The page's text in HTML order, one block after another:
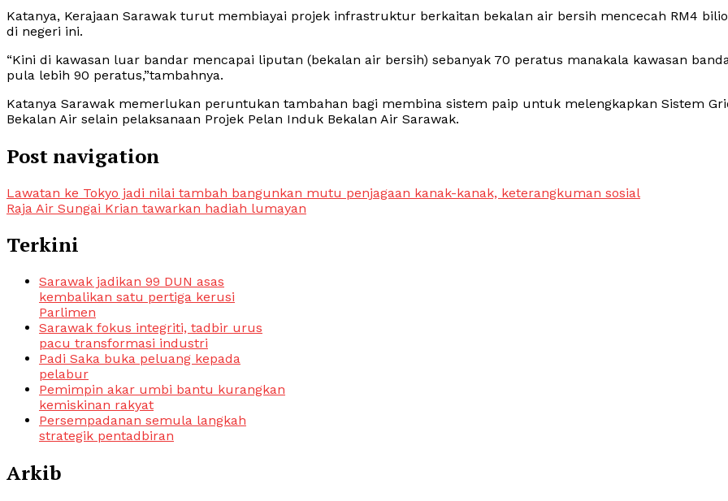
Katanya, Kerajaan Sarawak turut membiayai projek infrastruktur berkaitan bekalan air bersih mencecah RM4
di negeri ini.
“Kini di kawasan luar bandar mencapai liputan (bekalan air bersih) sebanyak 70 peratus manakala kawasan
pula lebih 90 peratus,”tambahnya.
Katanya Sarawak memerlukan peruntukan tambahan bagi membina sistem paip untuk melengkapkan Sistem
Bekalan Air selain pelaksanaan Projek Pelan Induk Bekalan Air Sarawak.
Post navigation
Lawatan ke Tokyo jadi nilai tambah bangunkan mutu penjagaan kanak-kanak, keterangkuman sosial
Raja Air Sungai Krian tawarkan hadiah lumayan
Terkini
Sarawak jadikan 99 DUN asas
kembalikan satu pertiga kerusi
Parlimen
Sarawak fokus integriti, tadbir urus
pacu transformasi industri
Padi Saka buka peluang kepada
pelabur
Pemimpin akar umbi bantu kurangkan
kemiskinan rakyat
Persempadanan semula langkah
strategik pentadbiran
Arkib